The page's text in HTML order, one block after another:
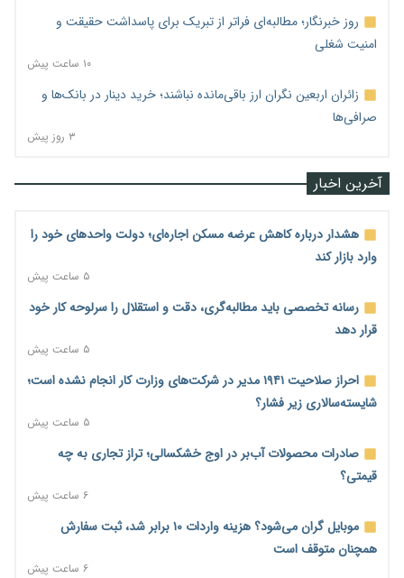
روز خبرنگار؛ مطالبه‌ای فراتر از تبریک برای پاسداشت حقیقت و
امنیت شغلی
۱۰ ساعت پیش
زائران اربعین نگران ارز باقی‌مانده نباشند؛ خرید دینار در بانک‌ها و
صرافی‌ها
۳ روز پیش
آخرین اخبار
هشدار درباره کاهش عرضه مسکن اجاره‌ای؛ دولت واحدهای خود را
وارد بازار کند
۵ ساعت پیش
رسانه تخصصی باید مطالبه‌گری، دقت و استقلال را سرلوحه کار خود
قرار دهد
۵ ساعت پیش
احراز صلاحیت ۱۹۴۱ مدیر در شرکت‌های وزارت کار انجام نشده است؛
شایسته‌سالاری زیر فشار؟
۵ ساعت پیش
صادرات محصولات آب‌بر در اوج خشکسالی؛ تراز تجاری به چه
قیمتی؟
۶ ساعت پیش
موبایل گران می‌شود؟ هزینه واردات ۱۰ برابر شد، ثبت سفارش
همچنان متوقف است
۶ ساعت پیش